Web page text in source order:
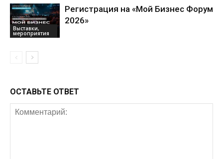
Выставки,
мероприятия
Регистрация на «Мой Бизнес Форум
2026»
ОСТАВЬТЕ ОТВЕТ